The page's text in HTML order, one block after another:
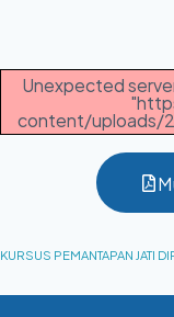
Unexpected
content/uploads/